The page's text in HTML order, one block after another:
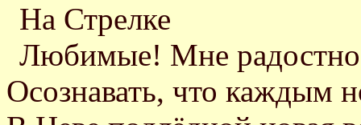
На Стрелке
Любимые! Мне
Осознавать, что каждым